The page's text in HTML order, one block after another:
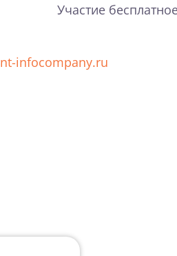
Участие
infocompany.ru